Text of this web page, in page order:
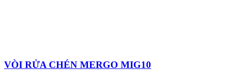
VÒI RỬA CHÉN MERGO MIG10